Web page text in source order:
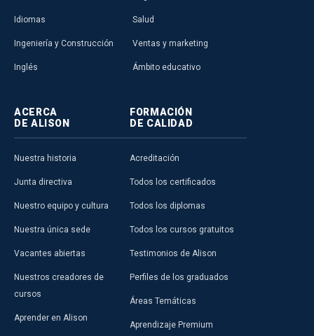
Idiomas
Ingeniería y Construcción
Inglés
Salud
Ventas y marketing
Ámbito educativo
ACERCA
DE ALISON
Nuestra historia
Junta directiva
Nuestro equipo y cultura
Nuestra única sede
Vacantes abiertas
Nuestros creadores de
cursos
Aprender en Alison
FORMACIÓN
DE CALIDAD
Acreditación
Todos los certificados
Todos los diplomas
Todos los cursos gratuitos
Testimonios de Alison
Perfiles de los graduados
Áreas Temáticas
Aprendizaje Premium